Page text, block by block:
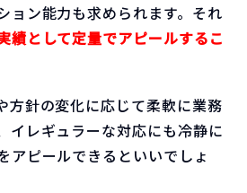
ョン能力も求められます。それ
績として定量でアピールするこ
方針の変化に応じて柔軟に業務
イレギュラーな対応にも冷静に
アピールできるといいでしょ